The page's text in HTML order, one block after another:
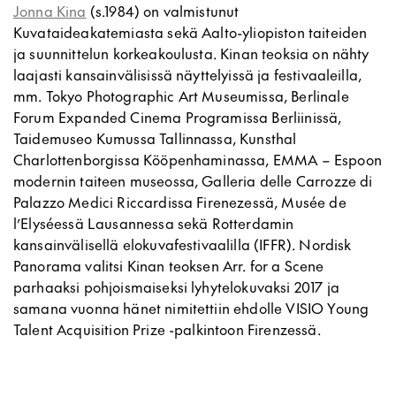
Jonna Kina (s.1984) on valmistunut
Kuvataideakatemiasta sekä Aalto-yliopiston taiteiden
ja suunnittelun korkeakoulusta. Kinan teoksia on nähty
laajasti kansainvälisissä näyttelyissä ja festivaaleilla,
mm. Tokyo Photographic Art Museumissa, Berlinale
Forum Expanded Cinema Programissa Berliinissä,
Taidemuseo Kumussa Tallinnassa, Kunsthal
Charlottenborgissa Kööpenhaminassa, EMMA – Espoon
modernin taiteen museossa, Galleria delle Carrozze di
Palazzo Medici Riccardissa Firenezessä, Musée de
l’Elyséessä Lausannessa sekä Rotterdamin
kansainvälisellä elokuvafestivaalilla (IFFR). Nordisk
Panorama valitsi Kinan teoksen Arr. for a Scene
parhaaksi pohjoismaiseksi lyhytelokuvaksi 2017 ja
samana vuonna hänet nimitettiin ehdolle VISIO Young
Talent Acquisition Prize -palkintoon Firenzessä.